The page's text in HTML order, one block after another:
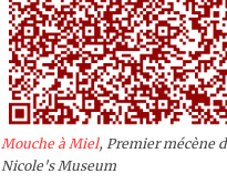
Mouche à Miel, Premier mécène
Nicole's Museum